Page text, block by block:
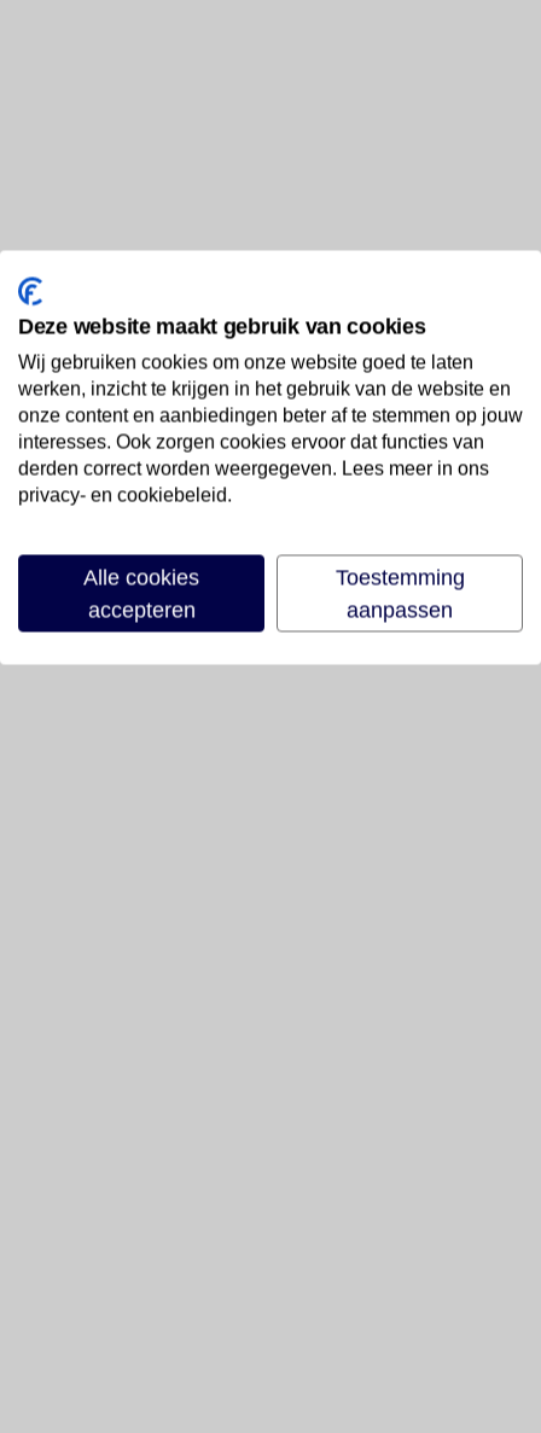
Deze website maakt gebruik van cookies
Wij gebruiken cookies om onze website goed te laten
werken, inzicht te krijgen in het gebruik van de website en
onze content en aanbiedingen beter af te stemmen op jouw
interesses. Ook zorgen cookies ervoor dat functies van
derden correct worden weergegeven. Lees meer in ons
privacy- en cookiebeleid.
Alle cookies
accepteren
Toestemming
aanpassen